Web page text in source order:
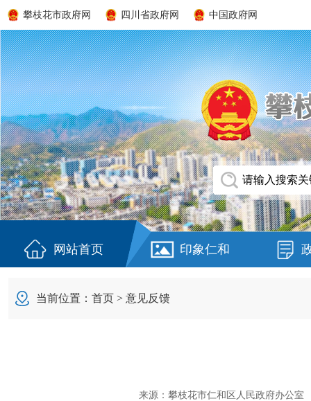
攀枝花市政府网 四川省政府网 中国政府网
网站首页 印象仁和
当前位置： 首页 > 意见反馈
来源： 攀枝花市仁和区人民政府办公室